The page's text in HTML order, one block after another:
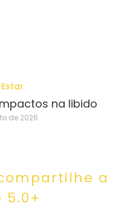
na libido
de 2026
a
5.0+